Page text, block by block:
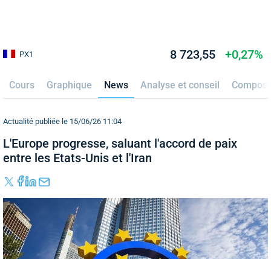
PX1 8 723,55 +0,27%
Cours Graphique News Analyse et conseil
Actualité publiée le 15/06/26 11:04
L'Europe progresse, saluant l'accord de paix
entre les Etats-Unis et l'Iran